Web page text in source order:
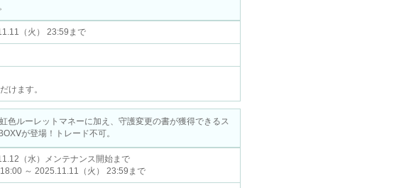
（火） 23:59まで
けます。
色ルーレットマネーに加え、守護変更の書が獲得できるス
が登場！トレード不可。
（水）メンテナンス開始まで
～ 2025.11.11（火） 23:59まで